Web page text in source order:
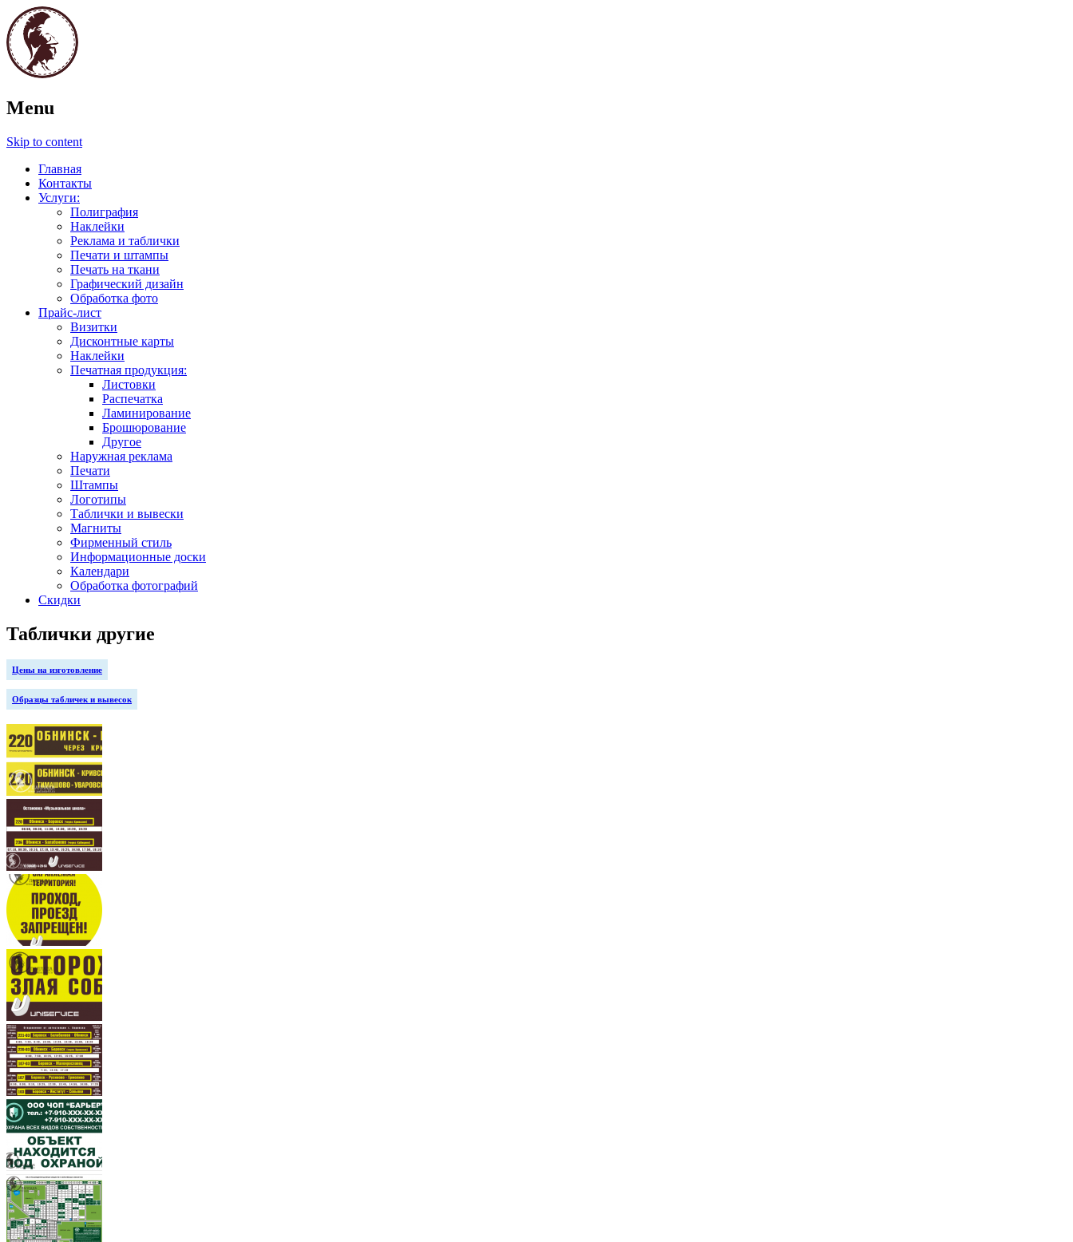
Паллада
Полиграфия. Печати и штампы. Графический дизайн. Наружная реклама.
Menu
Skip to content
Главная
Контакты
Услуги:
Полиграфия
Наклейки
Реклама и таблички
Печати и штампы
Печать на ткани
Графический дизайн
Обработка фото
Прайс-лист
Визитки
Дисконтные карты
Наклейки
Печатная продукция:
Листовки
Распечатка
Ламинирование
Брошюрование
Другое
Наружная реклама
Печати
Штампы
Логотипы
Таблички и вывески
Магниты
Фирменный стиль
Информационные доски
Календари
Обработка фотографий
Скидки
Таблички другие
Цены на изготовление
Образцы табличек и вывесок